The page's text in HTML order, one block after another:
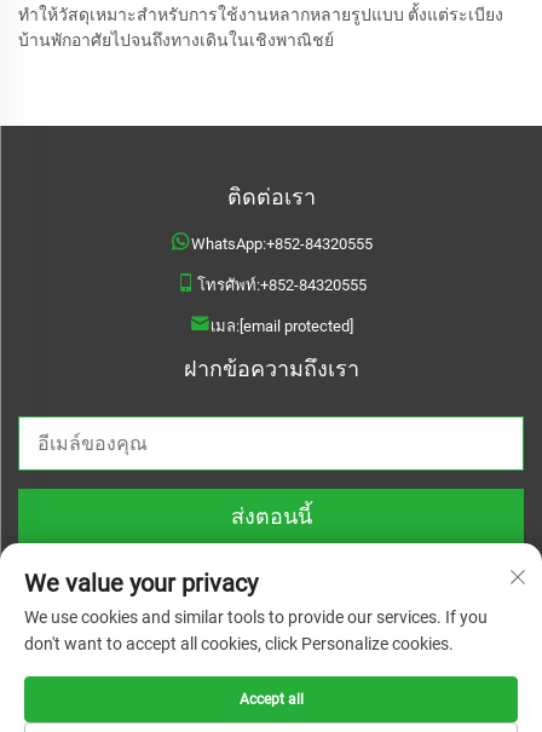
ทำให้วัสดุเหมาะสำหรับการใช้งานหลากหลายรูปแบบ ตั้งแต่ระเบียง
บ้านพักอาศัยไปจนถึงทางเดินในเชิงพาณิชย์
ติดต่อเรา
WhatsApp:+852-84320555
โทรศัพท์:+852-84320555
เมล:[email protected]
ฝากข้อความถึงเรา
ส่งตอนนี้
สงวนลิขสิทธิ์ทุกประการ |
นโยบายความเป็นส่วนตัว
We value your privacy
We use cookies and similar tools to provide our services. If you
don't want to accept all cookies, click Personalize cookies.
Accept all